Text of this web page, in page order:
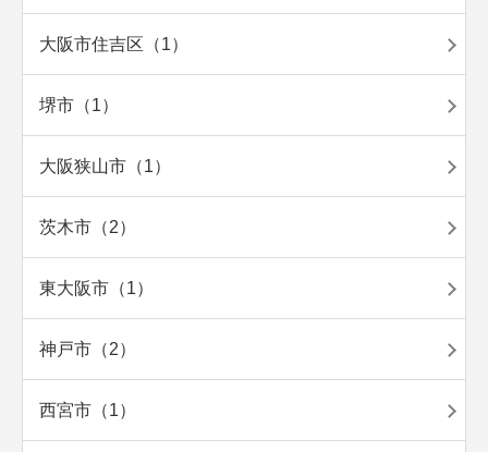
大阪市住吉区（1）
堺市（1）
大阪狭山市（1）
茨木市（2）
東大阪市（1）
神戸市（2）
西宮市（1）